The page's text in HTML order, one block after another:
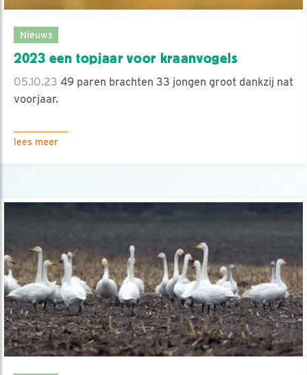
Nieuws
2023 een topjaar voor kraanvogels
05.10.23 49 paren brachten 33 jongen groot dankzij nat
voorjaar.
lees meer